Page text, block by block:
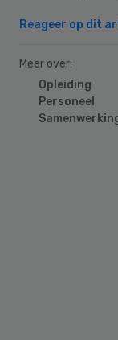
Reageer op dit
Meer over:
Opleiding
Personeel